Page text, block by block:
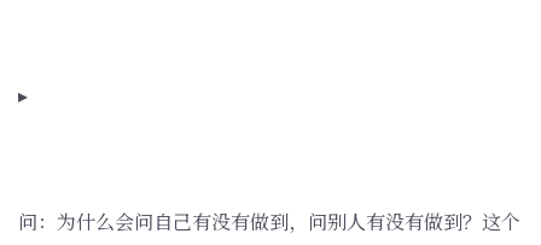
▸
问：为什么会问自己有没有做到，问别人有没有做到？这个